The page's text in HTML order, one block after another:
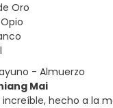
Oro
- Almuerzo
Mai
increíble, hecho a la